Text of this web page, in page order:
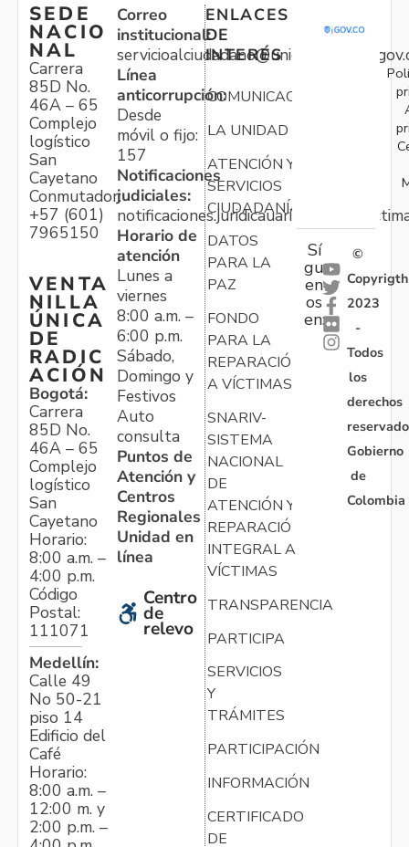
SEDE
NACIO
NAL
Carrera
85D No.
46A – 65
Complejo
logístico
San
Cayetano
Conmutador:
+57 (601)
7965150
VENTA
NILLA
ÚNICA
DE
RADIC
ACIÓN
Bogotá:
Carrera
85D No.
46A – 65
Complejo
logístico
San
Cayetano
Horario:
8:00 a.m. –
4:00 p.m.
Código
Postal:
111071
Medellín:
Calle 49
No 50-21
piso 14
Edificio del
Café
Horario:
8:00 a.m. –
12:00 m. y
2:00 p.m. –
Correo
institucional:
Línea
anticorrupción:
Desde
móvil o fijo:
157
Notificaciones
judiciales:
Horario de
atención
Lunes a
viernes
8:00 a.m. –
6:00 p.m.
Sábado,
Domingo y
Festivos
Auto
consulta
Puntos de
Atención y
Centros
Regionales
Unidad en
línea
Centro
de
relevo
ENLACES
DE
INTERÉS
COMUNICACIONES
LA UNIDAD
ATENCIÓN Y
SERVICIOS
CIUDADANÍA
DATOS
PARA LA
PAZ
FONDO
PARA LA
REPARACIÓN
A VÍCTIMAS
SNARIV-
SISTEMA
NACIONAL
DE
ATENCIÓN Y
REPARACIÓN
INTEGRAL A
VÍCTIMAS
TRANSPARENCIA
PARTICIPA
SERVICIOS
Y
TRÁMITES
PARTICIPACIÓN
INFORMACIÓN
CERTIFICADO
DE
Sí
gu
en
os
en:
©
Copyrigth
2023
-
Todos
los
derechos
Gobierno
de
Colombia